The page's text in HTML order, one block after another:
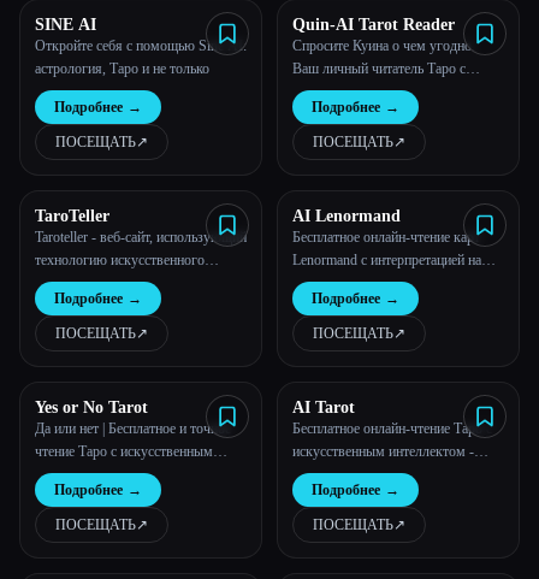
Сравнить инструменты
О нас
Esc
SINE AI
Откройте себя с помощью Sine AI:
астрология, Таро и не только
Подробнее →
ПОСЕЩАТЬ↗︎
Quin-AI Tarot Reader
Спросите Куина о чем угодно.
Ваш личный читатель Таро с
искусственным интеллектом. ✨
Подробнее →
ПОСЕЩАТЬ↗︎
TaroTeller
Taroteller - веб-сайт, использующий
технологию искусственного
интеллекта для чтения карт Таро
Подробнее →
ПОСЕЩАТЬ↗︎
AI Lenormand
Бесплатное онлайн-чтение карт
Lenormand с интерпретацией на
основе искусственного интеллекта.
Изучите значения карт и изучите
различные спреды.
Подробнее →
ПОСЕЩАТЬ↗︎
Yes or No Tarot
Да или нет | Бесплатное и точное
чтение Таро с искусственным
интеллектом
Подробнее →
ПОСЕЩАТЬ↗︎
AI Tarot
Бесплатное онлайн-чтение Таро с
искусственным интеллектом -
выберите свой читатель Таро с
искусственным интеллектом
Подробнее →
ПОСЕЩАТЬ↗︎